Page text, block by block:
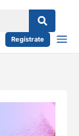
Regístrate